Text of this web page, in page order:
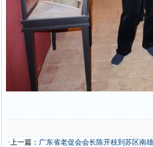
·上一篇： 广东省老促会会长陈开枝到苏区南